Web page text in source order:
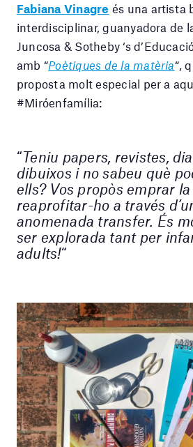
Fabiana Vinagre és una artista
interdisciplinar, guanyadora de
Juncosa & Sotheby ‘s
amb “Poètiques de la matèria“,
proposta molt especial per a
#Miróenfamília:
“Teniu papers, revistes,
dibuixos i no sabeu què
ells? Vos propòs emprar
reaprofitar-ho a través
anomenada transfer. És
ser explorada tant per
adults!“